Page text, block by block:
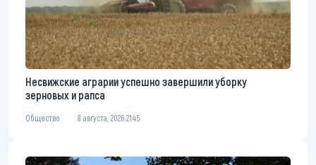
Несвижские аграрии успешно завершили уборку
зерновых и рапса
Общество 8 августа, 2026 21:45